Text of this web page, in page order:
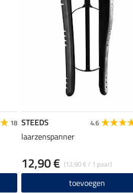
18 STEEDS 4.6
laarzenspanner
(12,90 € / 1 paar)
12,90 €
toevoegen